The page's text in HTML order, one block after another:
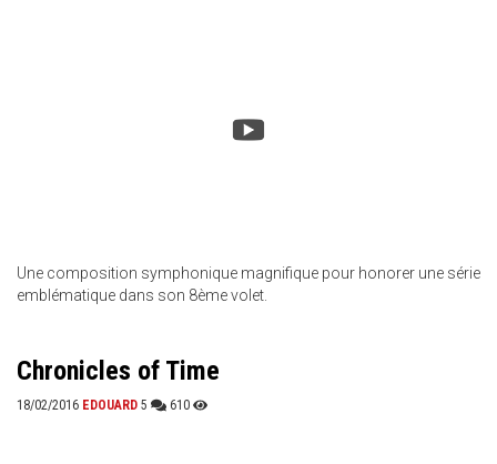
Une composition symphonique magnifique pour honorer une série
emblématique dans son 8ème volet.
Chronicles of Time
18/02/2016 EDOUARD 5 610